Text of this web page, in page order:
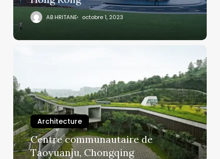
AB HRITANE octobre 1, 2023
Architecture
Centre communautaire de
Taoyuanju, Chongqing